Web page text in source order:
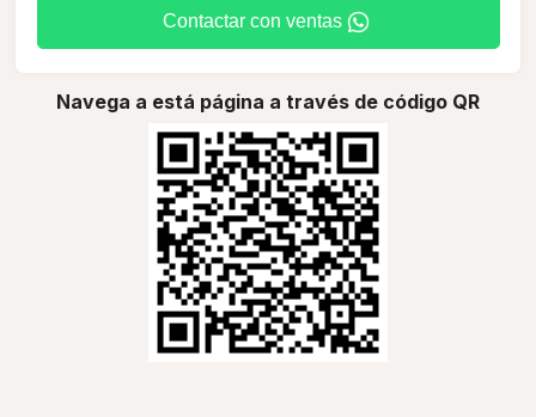
Contactar con ventas
Navega a está página a través de código QR